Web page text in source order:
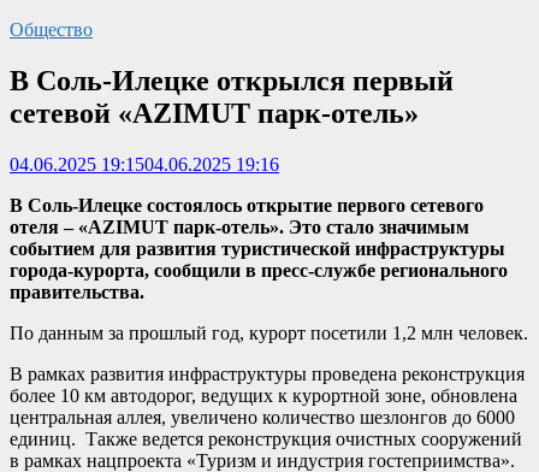
Общество
В Соль-Илецке открылся первый
сетевой «AZIMUT парк-отель»
04.06.2025 19:1504.06.2025 19:16
В Соль-Илецке состоялось открытие первого сетевого
отеля – «AZIMUT парк-отель». Это стало значимым
событием для развития туристической инфраструктуры
города-курорта, сообщили в пресс-службе регионального
правительства.
По данным за прошлый год, курорт посетили 1,2 млн человек.
В рамках развития инфраструктуры проведена реконструкция
более 10 км автодорог, ведущих к курортной зоне, обновлена
центральная аллея, увеличено количество шезлонгов до 6000
единиц. Также ведется реконструкция очистных сооружений
в рамках нацпроекта «Туризм и индустрия гостеприимства».